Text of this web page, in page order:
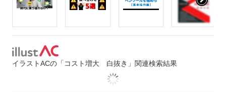
イラストACの「コスト増大 白抜き」関連検索結果